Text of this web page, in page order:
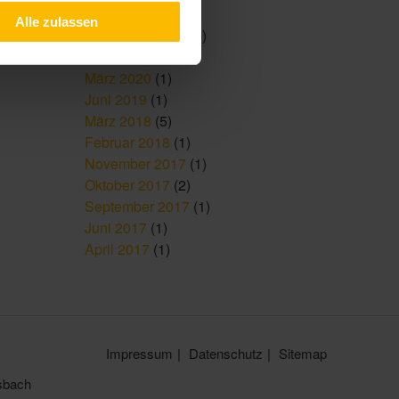
Alle zulassen
Dezember 2021
(3)
März 2020 (1)
Juni 2019 (1)
März 2018 (5)
Februar 2018 (1)
November 2017 (1)
Oktober 2017 (2)
September 2017 (1)
Juni 2017 (1)
April 2017 (1)
Impressum Datenschutz
Sitemap